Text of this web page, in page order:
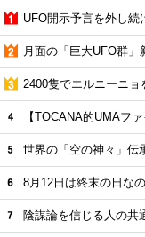
UFO開示予言を外し続
月面の「巨大UFO群」
2400隻でエルニーニョ
【TOCANA的UMAフ
世界の「空の神々」伝
8月12日は終末の日な
陰謀論を信じる人の共